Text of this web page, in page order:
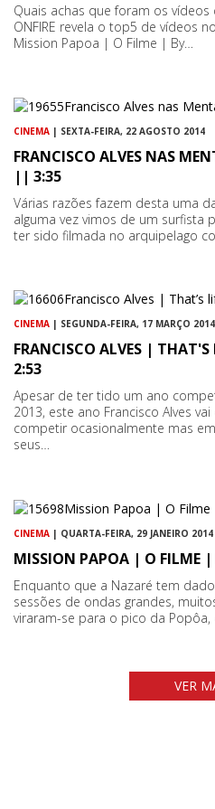
Quais achas que foram os
ONFIRE revela o top5 de vídeos
Mission Papoa | O Filme | By…
CINEMA | SEXTA-FEIRA, 22 AGOSTO 2014
FRANCISCO ALVES NAS
|| 3:35
Várias razões fazem desta uma
alguma vez vimos de um surfista
ter sido filmada no arquipelago
CINEMA | SEGUNDA-FEIRA, 17 MARÇO 2014
FRANCISCO ALVES |
2:53
Apesar de ter tido um ano
2013, este ano Francisco Alves
competir ocasionalmente mas
seus…
CINEMA | QUARTA-FEIRA, 29 JANEIRO 2014
MISSION PAPOA | O FILME
Enquanto que a Nazaré tem
sessões de ondas grandes,
viraram-se para o pico da Popôa,
VER